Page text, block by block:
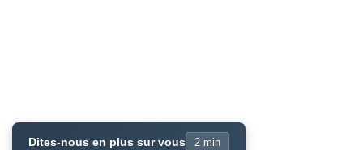
Dites-nous en plus sur vous 2 min